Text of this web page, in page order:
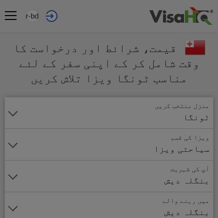
ur-bd
قیمت، شرائط اور درخواست کا
وقت شامل کر کے اپنی سفر کے لئے
مناسب ٹونگا ویزا تلاش کریں
منزل منتخب کریں
ٹونگا
ویزا کی قسم
سیاحتی ویزا
آپ کی شہریت
بنگلہ دیش
میں رہنے والے
بنگلہ دیش